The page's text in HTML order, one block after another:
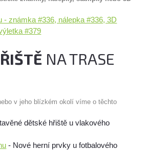
- známka #336, nálepka #336, 3D
#379
NA TRASE
v jeho blízkém okolí víme o těchto
dětské hřiště u vlakového
- Nové herní prvky u fotbalového